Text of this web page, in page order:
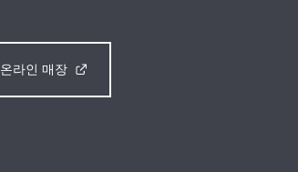
온라인 매장